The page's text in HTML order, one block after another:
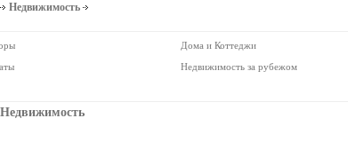
Недвижимость
Дома и Коттеджи
Недвижимость за рубежом